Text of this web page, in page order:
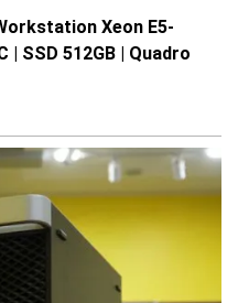
Xeon E5-
| SSD 512GB | Quadro